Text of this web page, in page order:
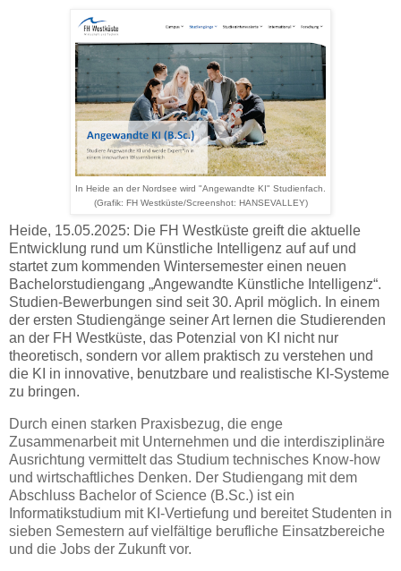
In Heide an der Nordsee wird "Angewandte KI" Studienfach.
(Grafik: FH Westküste/Screenshot: HANSEVALLEY)
Heide, 15.05.2025: Die FH Westküste greift die aktuelle
Entwicklung rund um Künstliche Intelligenz auf auf und
startet zum kommenden Wintersemester einen neuen
Bachelorstudiengang „Angewandte Künstliche Intelligenz“.
Studien-Bewerbungen sind seit 30. April möglich. In einem
der ersten Studiengänge seiner Art lernen die Studierenden
an der FH Westküste, das Potenzial von KI nicht nur
theoretisch, sondern vor allem praktisch zu verstehen und
die KI in innovative, benutzbare und realistische KI-Systeme
zu bringen.
Durch einen starken Praxisbezug, die enge
Zusammenarbeit mit Unternehmen und die interdisziplinäre
Ausrichtung vermittelt das Studium technisches Know-how
und wirtschaftliches Denken. Der Studiengang mit dem
Abschluss Bachelor of Science (B.Sc.) ist ein
Informatikstudium mit KI-Vertiefung und bereitet Studenten in
sieben Semestern auf vielfältige berufliche Einsatzbereiche
und die Jobs der Zukunft vor.